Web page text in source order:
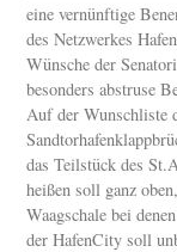
eine vernünftige
des Netzwerkes
Wünsche der
besonders abstruse
Auf der Wunschliste
das Teilstück des
heißen soll ganz
Waagschale bei
der HafenCity soll